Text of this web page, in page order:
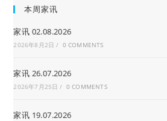
本周家讯
家讯 02.08.2026
2026年8月2日 / 0 COMMENTS
家讯 26.07.2026
2026年7月25日 / 0 COMMENTS
家讯 19.07.2026